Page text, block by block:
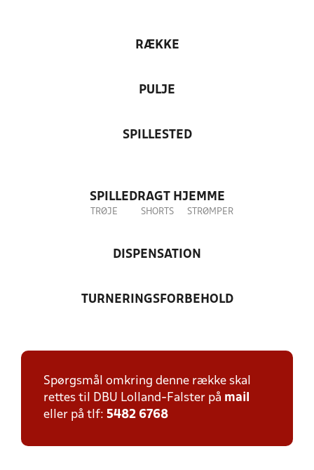
RÆKKE
PULJE
SPILLESTED
SPILLEDRAGT HJEMME
TRØJE SHORTS STRØMPER
DISPENSATION
TURNERINGSFORBEHOLD
Spørgsmål omkring denne række skal
rettes til DBU Lolland-Falster på mail
eller på tlf: 5482 6768